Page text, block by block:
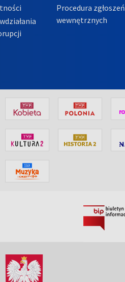
Procedura zgłoszeń
wewnętrznych